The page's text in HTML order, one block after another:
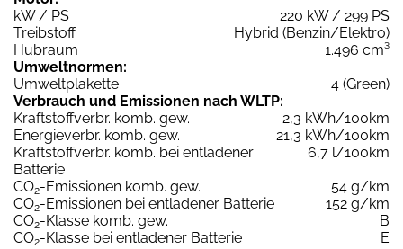
kW / PS
220 kW / 299 PS
Treibstoff
Hybrid (Benzin/Elektro)
Hubraum
1.496 cm³
Umweltnormen:
Umweltplakette
4 (Green)
Verbrauch und Emissionen nach WLTP:
Kraftstoffverbr. komb. gew.
2,3 kWh/100km
Energieverbr. komb. gew.
21,3 kWh/100km
Kraftstoffverbr. komb. bei entladener
Batterie
6,7 l/100km
CO2-Emissionen komb. gew.
54 g/km
CO2-Emissionen bei entladener Batterie
152 g/km
CO2-Klasse komb. gew.
B
CO2-Klasse bei entladener Batterie
E